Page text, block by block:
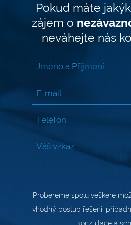
Pokud máte
zájem o
neváhejte nás
Probereme spolu veškeré
vhodný postup řešení,